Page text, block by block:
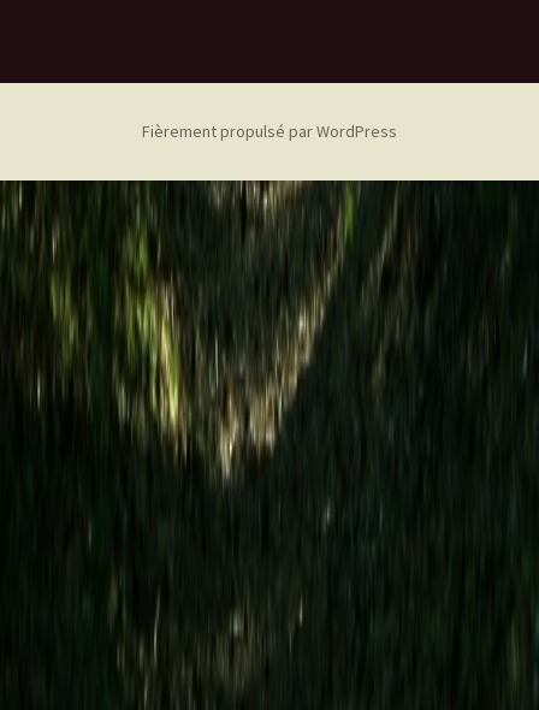
Fièrement propulsé par WordPress